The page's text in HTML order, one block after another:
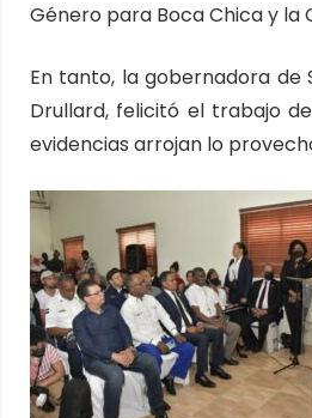
Género para Boca Chica y la
En tanto, la gobernadora de
Drullard, felicitó el trabajo
evidencias arrojan lo